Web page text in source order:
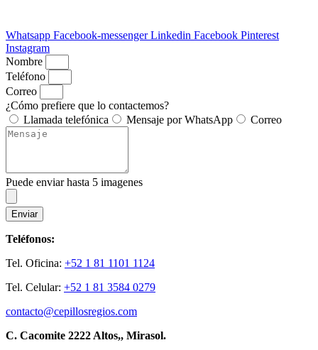
Whatsapp Facebook-messenger Linkedin Facebook Pinterest
Instagram
Nombre
Teléfono
Correo
¿Cómo prefiere que lo contactemos?
Llamada telefónica
Mensaje por WhatsApp Correo
Puede enviar hasta 5 imagenes
Enviar
Teléfonos:
Tel. Oficina: +52 1 81 1101 1124
Tel. Celular: +52 1 81 3584 0279
contacto@cepillosregios.com
C. Cacomite 2222 Altos,, Mirasol.